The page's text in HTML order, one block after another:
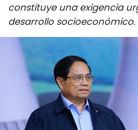
DEPORTES
PUENTE DE
HISTORIAS
FOTOGRAFÍA
constituye una exigencia
desarrollo socioeconómico.